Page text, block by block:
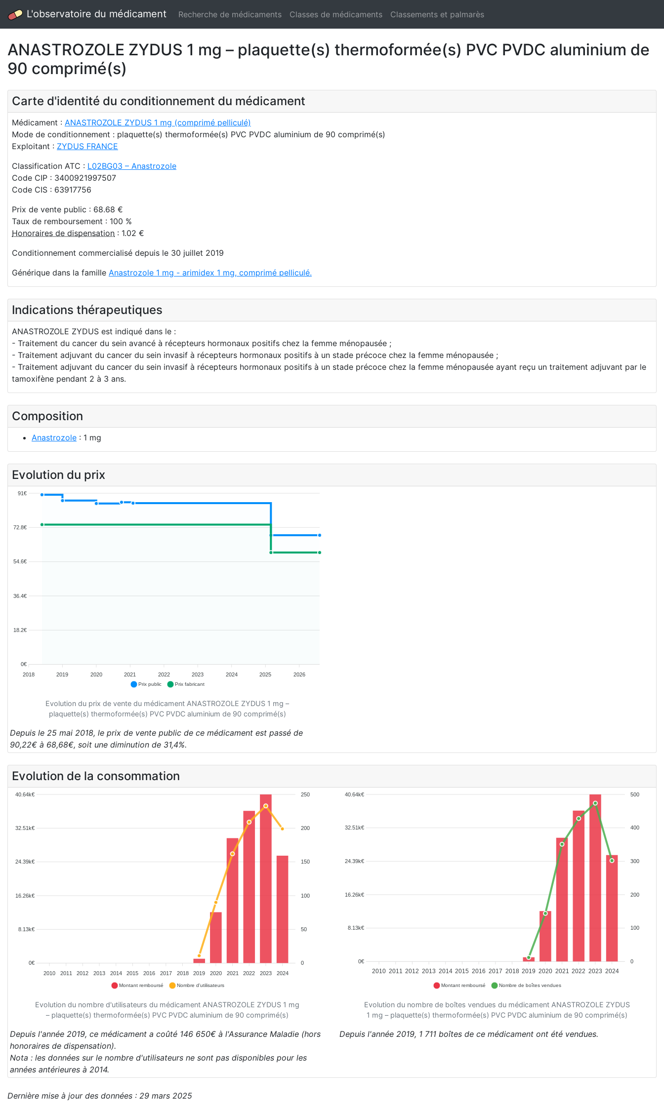
L'observatoire du médicament Recherche de médicaments Classes de médicaments Classements et palmarès
ANASTROZOLE ZYDUS 1 mg – plaquette(s) thermoformée(s) PVC PVDC aluminium de
90 comprimé(s)
Carte d'identité du conditionnement du médicament
Médicament : ANASTROZOLE ZYDUS 1 mg (comprimé pelliculé)
Mode de conditionnement : plaquette(s) thermoformée(s) PVC PVDC aluminium de 90 comprimé(s)
Exploitant : ZYDUS FRANCE
Classification ATC : L02BG03 – Anastrozole
Code CIP : 3400921997507
Code CIS : 63917756
Prix de vente public : 68.68 €
Taux de remboursement : 100 %
Honoraires de dispensation : 1.02 €
Conditionnement commercialisé depuis le 30 juillet 2019
Générique dans la famille Anastrozole 1 mg - arimidex 1 mg, comprimé pelliculé.
Indications thérapeutiques
ANASTROZOLE ZYDUS est indiqué dans le :
- Traitement du cancer du sein avancé à récepteurs hormonaux positifs chez la femme ménopausée ;
- Traitement adjuvant du cancer du sein invasif à récepteurs hormonaux positifs à un stade précoce chez la femme ménopausée ;
- Traitement adjuvant du cancer du sein invasif à récepteurs hormonaux positifs à un stade précoce chez la femme ménopausée ayant reçu un traitement adjuvant par le
tamoxifène pendant 2 à 3 ans.
Composition
Anastrozole : 1 mg
Evolution du prix
91€
72.8€
54.6€
36.4€
18.2€
0€
2018
2019 2020 2021 2022 2023 2024 2025 2026
Prix public Prix fabricant
Evolution du prix de vente du médicament ANASTROZOLE ZYDUS 1 mg –
plaquette(s) thermoformée(s) PVC PVDC aluminium de 90 comprimé(s)
Depuis le 25 mai 2018, le prix de vente public de ce médicament est passé de
90,22€ à 68,68€, soit une diminution de 31,4%.
Evolution de la consommation
2010 2011 2012 2013 2014 2015 2016 2017 2018 2019 2020 2021 2022 2023 2024
250
200
150
100
50
0
40.64k€
32.51k€
24.39k€
16.26k€
8.13k€
0€
Montant remboursé Nombre d'utilisateurs
Evolution du nombre d'utilisateurs du médicament ANASTROZOLE ZYDUS 1 mg
– plaquette(s) thermoformée(s) PVC PVDC aluminium de 90 comprimé(s)
Depuis l'année 2019, ce médicament a coûté 146 650€ à l'Assurance Maladie (hors
honoraires de dispensation).
Nota : les données sur le nombre d'utilisateurs ne sont pas disponibles pour les
années antérieures à 2014.
2010 2011 2012 2013 2014 2015 2016 2017 2018 2019 2020 2021 2022 2023 2024
500
400
300
200
100
0
40.64k€
32.51k€
24.39k€
16.26k€
8.13k€
0€
Montant remboursé Nombre de boîtes vendues
Evolution du nombre de boîtes vendues du médicament ANASTROZOLE ZYDUS
1 mg – plaquette(s) thermoformée(s) PVC PVDC aluminium de 90 comprimé(s)
Depuis l'année 2019, 1 711 boîtes de ce médicament ont été vendues.
Dernière mise à jour des données : 29 mars 2025